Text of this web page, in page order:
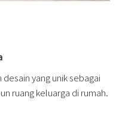
yang unik sebagai
ruang keluarga di rumah.